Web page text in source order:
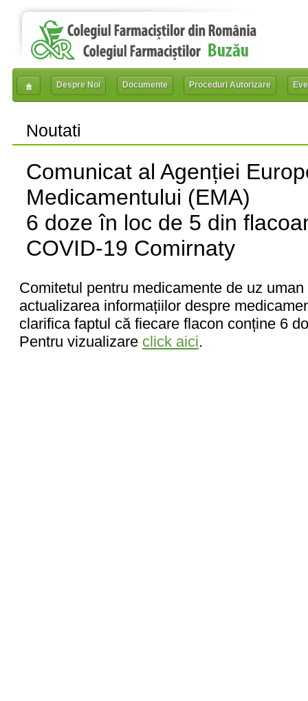
Despre Noi Documente Proceduri Autorizare
Noutati
Comunicat al Agenției
Medicamentului (EMA)
6 doze în loc de 5 din
COVID-19 Comirnaty
Comitetul pentru medicamente de uz
actualizarea informațiilor despre
clarifica faptul că fiecare flacon conține 6
Pentru vizualizare click aici.